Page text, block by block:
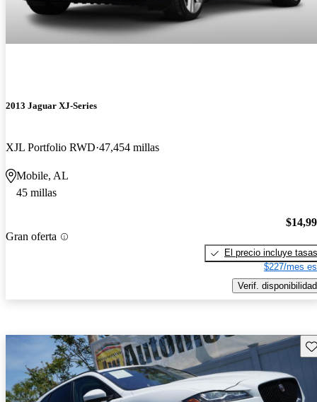
2013 Jaguar XJ-Series
XJL Portfolio RWD 47,454 millas
Mobile, AL
45 millas
Gran oferta
El precio incluye tasas
$227/mes
Verif. disponibilidad